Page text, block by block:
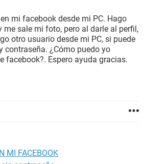
mi facebook desde mi PC. Hago
me sale mi foto, pero al darle al perfil,
otro usuario desde mi PC, si puede
contraseña. ¿Cómo puedo yo
facebook?. Espero ayuda gracias.
MI FACEBOOK